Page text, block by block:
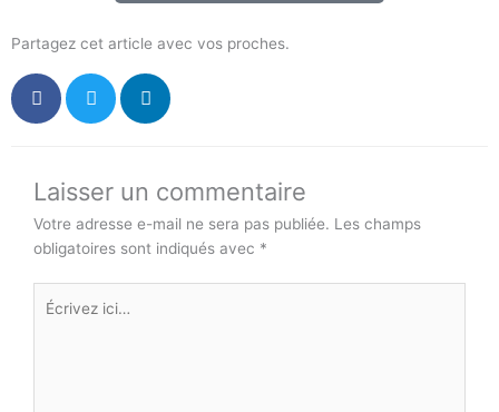
Partagez cet article avec vos proches.
Laisser un commentaire
Votre adresse e-mail ne sera pas publiée. Les champs
obligatoires sont indiqués avec *
Écrivez
ici…